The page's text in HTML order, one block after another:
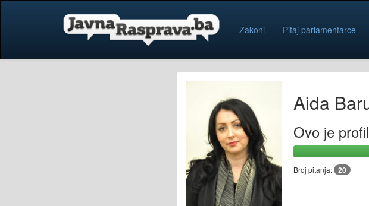
Zakoni Pitaj parlamentarce
Aida
Ovo je
Broj pitanja: 20